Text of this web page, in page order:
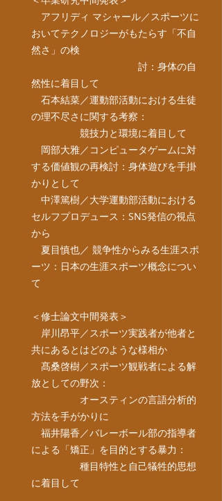
アフリディ マシャール／スポーツに
おいてテクノロジーがもたらす「不自
然さ」の検
討：身体の自
然性に着目して
石本結菜／運動部活動における生徒
の理不尽さに関する考察：
競技力と環境に着目して
岡部大雅／コンピュータゲームに対
する価値観の再検討：身体遊びを手掛
かりとして
中澤篤樹／大学運動部活動における
セルフプロデュース：SNS発信の視点
から
夏目慎也／ 競争性からみる生涯スポ
ーツ：日本の生涯スポーツ概念につい
て
＜修士論文中間発表＞
岸川昂平／スポーツ実践者が他者と
共にあるとはどのような様相か
髙桑啓樹／スポーツ観戦者による解
放としての野次：
オースティンの言語分析的
方法を手がかりに
福井陽香／バレーボール部の指導者
による「矯正」を目的とする暴力：
種目特性と自己犠牲的思想
に着目して